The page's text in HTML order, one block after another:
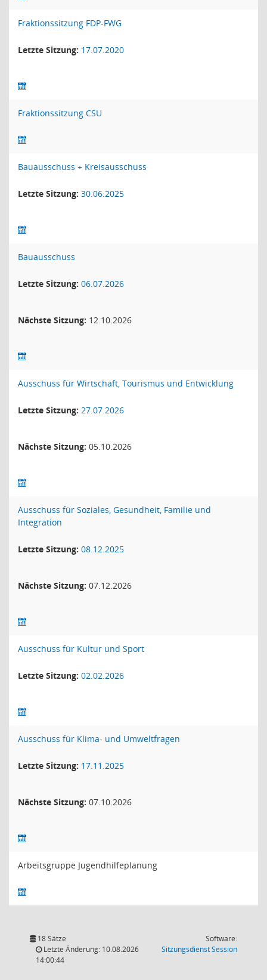
Fraktionssitzung FDP-FWG
Letzte Sitzung: 17.07.2020
Fraktionssitzung CSU
Bauausschuss + Kreisausschuss
Letzte Sitzung: 30.06.2025
Bauausschuss
Letzte Sitzung: 06.07.2026
Nächste Sitzung: 12.10.2026
Ausschuss für Wirtschaft, Tourismus und Entwicklung
Letzte Sitzung: 27.07.2026
Nächste Sitzung: 05.10.2026
Ausschuss für Soziales, Gesundheit, Familie und
Integration
Letzte Sitzung: 08.12.2025
Nächste Sitzung: 07.12.2026
Ausschuss für Kultur und Sport
Letzte Sitzung: 02.02.2026
Ausschuss für Klima- und Umweltfragen
Letzte Sitzung: 17.11.2025
Nächste Sitzung: 07.10.2026
Arbeitsgruppe Jugendhilfeplanung
18 Sätze
Letzte Änderung: 10.08.2026
14:00:44
Software:
SitzungsdienstSession(Wird in